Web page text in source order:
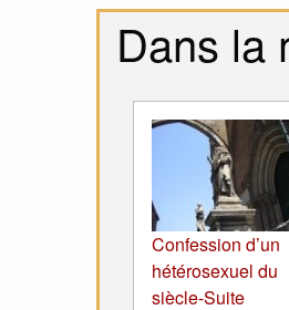
Dans la
Confession d’un
hétérosexuel du
siècle-Suite